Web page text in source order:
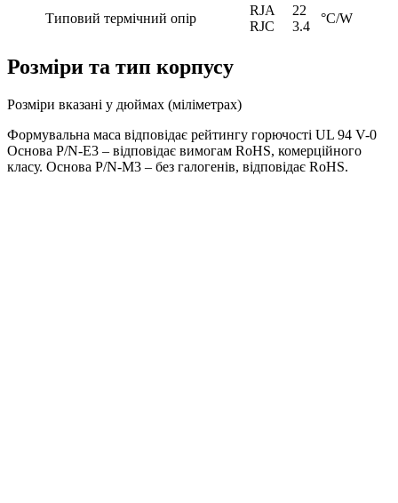
Типовий термічний опір
RJA
RJC
22
3.4
°C/W
Розміри та тип корпусу
Розміри вказані у дюймах (міліметрах)
Формувальна маса відповідає рейтингу горючості UL 94 V-0
Основа P/N-E3 – відповідає вимогам RoHS, комерційного
класу. Основа P/N-M3 – без галогенів, відповідає RoHS.